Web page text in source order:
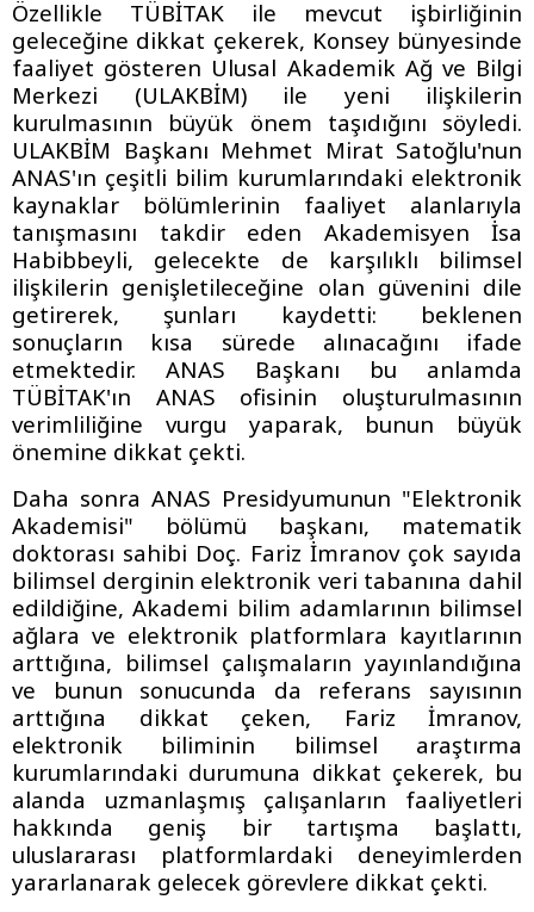
Özellikle TÜBİTAK ile mevcut işbirliğinin
geleceğine dikkat çekerek, Konsey bünyesinde
faaliyet gösteren Ulusal Akademik Ağ ve Bilgi
Merkezi (ULAKBİM) ile yeni ilişkilerin
kurulmasının büyük önem taşıdığını söyledi.
ULAKBİM Başkanı Mehmet Mirat Satoğlu'nun
ANAS'ın çeşitli bilim kurumlarındaki elektronik
kaynaklar bölümlerinin faaliyet alanlarıyla
tanışmasını takdir eden Akademisyen İsa
Habibbeyli, gelecekte de karşılıklı bilimsel
ilişkilerin genişletileceğine olan güvenini dile
getirerek, şunları kaydetti: beklenen
sonuçların kısa sürede alınacağını ifade
etmektedir. ANAS Başkanı bu anlamda
TÜBİTAK'ın ANAS ofisinin oluşturulmasının
verimliliğine vurgu yaparak, bunun büyük
önemine dikkat çekti.
Daha sonra ANAS Presidyumunun "Elektronik
Akademisi" bölümü başkanı, matematik
doktorası sahibi Doç. Fariz İmranov çok sayıda
bilimsel derginin elektronik veri tabanına dahil
edildiğine, Akademi bilim adamlarının bilimsel
ağlara ve elektronik platformlara kayıtlarının
arttığına, bilimsel çalışmaların yayınlandığına
ve bunun sonucunda da referans sayısının
arttığına dikkat çeken, Fariz İmranov,
elektronik biliminin bilimsel araştırma
kurumlarındaki durumuna dikkat çekerek, bu
alanda uzmanlaşmış çalışanların faaliyetleri
hakkında geniş bir tartışma başlattı,
uluslararası platformlardaki deneyimlerden
yararlanarak gelecek görevlere dikkat çekti.